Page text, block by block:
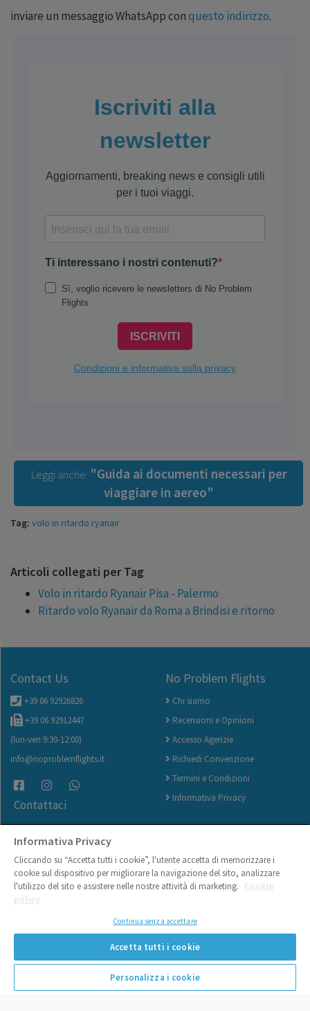
inviare un messaggio WhatsApp conquesto indirizzo.
Leggi anche: "Guida ai documenti necessari per
viaggiare in aereo"
Tag: volo in ritardo ryanair
Articoli collegati per Tag
Volo in ritardo Ryanair Pisa - Palermo
Ritardo volo Ryanair da Roma a Brindisi e ritorno
Contact Us
+39 06 92926826
+39 06 92912447
(lun-ven 9:30-12:00)
info@noproblemflights.it
Contattaci
No Problem Flights
Chi siamo
Recensioni e Opinioni
Accesso Agenzie
Richiedi Convenzione
Termini e Condizioni
Informativa Privacy
I nostri servizi
Richiedi Indennizzo
Traccia la tua Pratica
Carica Documenti
Carta dei diritti del passeggero
Come avere il rimborso volo
Rimborso Easyjet
Rimborso ITA Airways
Rimborso Ryanair
Rimborso Vueling
Informativa Privacy
Cliccando su “Accetta tutti i cookie”, l'utente accetta di memorizzare i
cookie sul dispositivo per migliorare la navigazione del sito, analizzare
l'utilizzo del sito e assistere nelle nostre attività di marketing. Cookie
policy
Continua senza accettare
Accetta tutti i cookie
Personalizza i cookie